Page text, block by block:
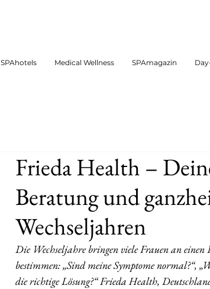
SPAhotels Medical Wellness SPAmagazin
Frieda Health –
Beratung und
Wechseljahren
Die Wechseljahre bringen viele Frauen an
bestimmen: „Sind meine Symptome normal?“,
die richtige Lösung?“ Frieda Health,